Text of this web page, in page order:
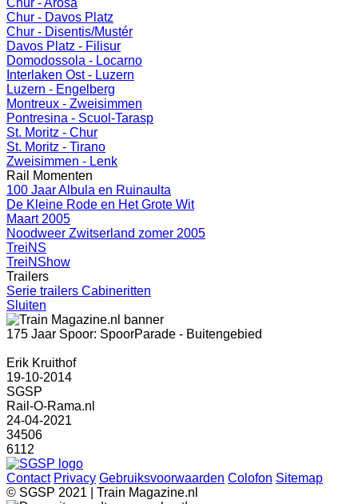
Chur - Arosa
Chur - Davos Platz
Chur - Disentis/Mustér
Davos Platz - Filisur
Domodossola - Locarno
Interlaken Ost - Luzern
Luzern - Engelberg
Montreux - Zweisimmen
Pontresina - Scuol-Tarasp
St. Moritz - Chur
St. Moritz - Tirano
Zweisimmen - Lenk
Rail Momenten
100 Jaar Albula en Ruinaulta
De Kleine Rode en Het Grote Wit
Maart 2005
Noodweer Zwitserland zomer 2005
TreiNS
TreiNShow
Trailers
Serie trailers Cabineritten
Sluiten
175 Jaar Spoor: SpoorParade - Buitengebied
Erik Kruithof
19-10-2014
SGSP
Rail-O-Rama.nl
24-04-2021
34506
6112
Contact Privacy Gebruiksvoorwaarden Colofon Sitemap
© SGSP 2021 | Train Magazine.nl